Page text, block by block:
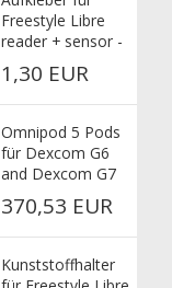
Freestyle Libre
reader + sensor -
Cherries
1,30 EUR
Omnipod 5 Pods
für Dexcom G6
and Dexcom G7
370,53 EUR
Kunststoffhalter